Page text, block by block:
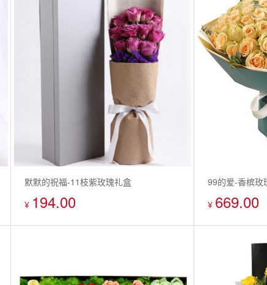
默默的祝福-11枝紫玫瑰礼盒
¥ 194.00
99的爱-香槟玫
¥ 669.00